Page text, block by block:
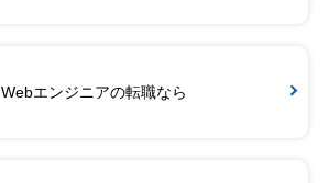
エンジニアの転職なら